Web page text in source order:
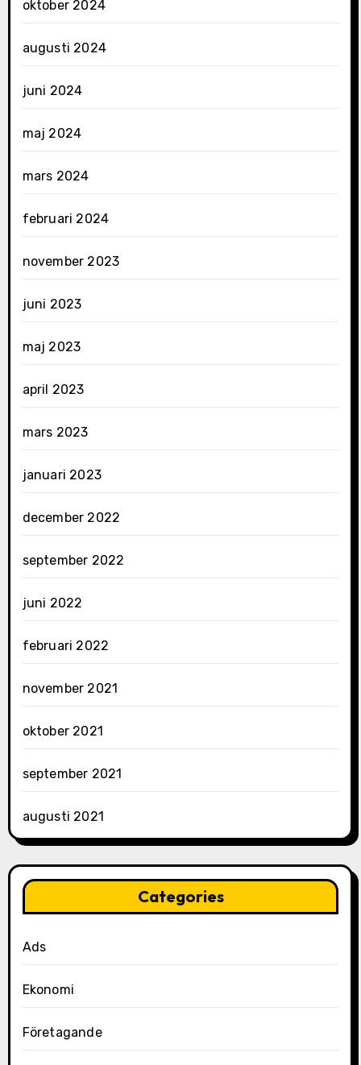
oktober 2024
augusti 2024
juni 2024
maj 2024
mars 2024
februari 2024
november 2023
juni 2023
maj 2023
april 2023
mars 2023
januari 2023
december 2022
september 2022
juni 2022
februari 2022
november 2021
oktober 2021
september 2021
augusti 2021
Categories
Ads
Ekonomi
Företagande